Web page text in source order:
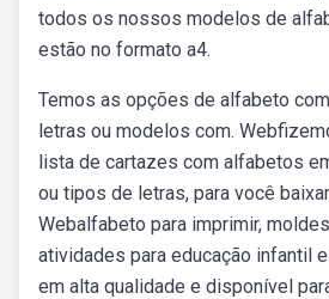
todos os nossos modelos de
estão no formato a4.
Temos as opções de alfabeto
letras ou modelos com.
lista de cartazes com alfabetos
ou tipos de letras, para você
Webalfabeto para imprimir,
atividades para educação infantil
em alta qualidade e disponível